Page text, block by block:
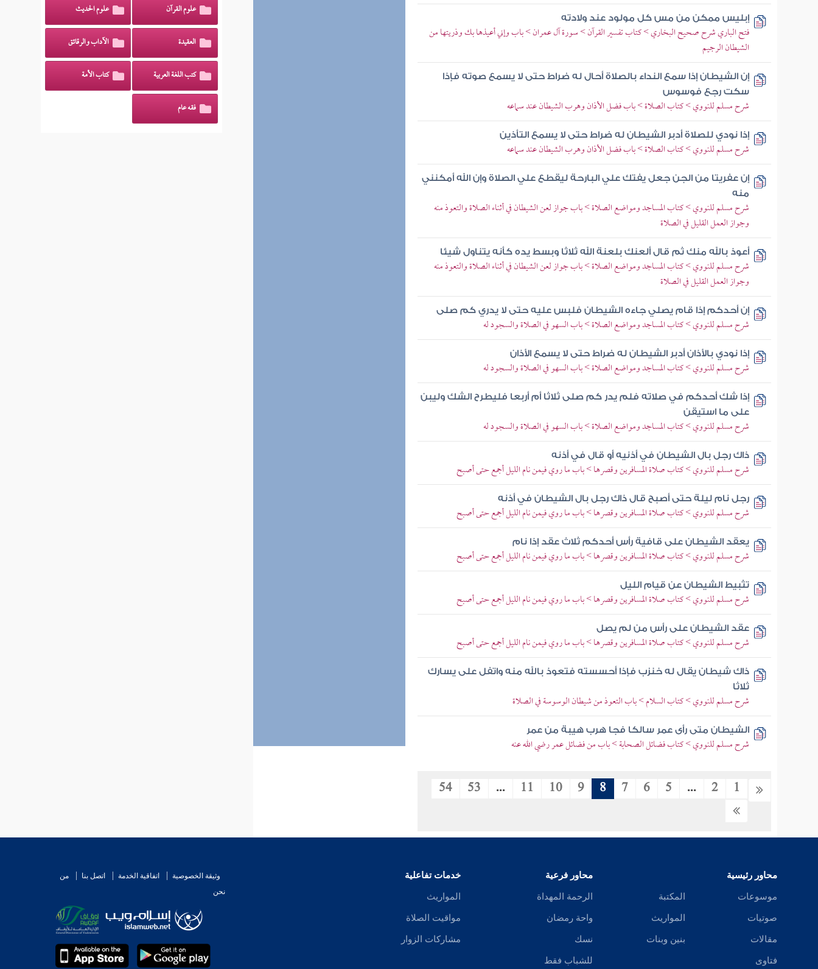
إبليس ممكن من مس كل مولود عند ولادته
فتح الباري شرح صحيح البخاري > كتاب تفسير القرآن > سورة آل عمران > باب وإني أعيذها بك وذريتها من
الشيطان الرجيم
إن الشيطان إذا سمع النداء بالصلاة أحال له ضراط حتى لا يسمع صوته فإذا
سكت رجع فوسوس
شرح مسلم للنووي > كتاب الصلاة > باب فضل الأذان وهرب الشيطان عند سماعه
إذا نودي للصلاة أدبر الشيطان له ضراط حتى لا يسمع التأذين
شرح مسلم للنووي > كتاب الصلاة > باب فضل الأذان وهرب الشيطان عند سماعه
إن عفريتا من الجن جعل يفتك علي البارحة ليقطع علي الصلاة وإن الله أمكنني
منه
شرح مسلم للنووي > كتاب المساجد ومواضع الصلاة > باب جواز لعن الشيطان في أثناء الصلاة والتعوذ منه
وجواز العمل القليل في الصلاة
أعوذ بالله منك ثم قال ألعنك بلعنة الله ثلاثا وبسط يده كأنه يتناول شيئا
شرح مسلم للنووي > كتاب المساجد ومواضع الصلاة > باب جواز لعن الشيطان في أثناء الصلاة والتعوذ منه
وجواز العمل القليل في الصلاة
إن أحدكم إذا قام يصلي جاءه الشيطان فلبس عليه حتى لا يدري كم صلى
شرح مسلم للنووي > كتاب المساجد ومواضع الصلاة > باب السهو في الصلاة والسجود له
إذا نودي بالأذان أدبر الشيطان له ضراط حتى لا يسمع الأذان
شرح مسلم للنووي > كتاب المساجد ومواضع الصلاة > باب السهو في الصلاة والسجود له
إذا شك أحدكم في صلاته فلم يدر كم صلى ثلاثا أم أربعا فليطرح الشك وليبن
على ما استيقن
شرح مسلم للنووي > كتاب المساجد ومواضع الصلاة > باب السهو في الصلاة والسجود له
ذاك رجل بال الشيطان في أذنيه أو قال في أذنه
شرح مسلم للنووي > كتاب صلاة المسافرين وقصرها > باب ما روي فيمن نام الليل أجمع حتى أصبح
رجل نام ليلة حتى أصبح قال ذاك رجل بال الشيطان في أذنه
شرح مسلم للنووي > كتاب صلاة المسافرين وقصرها > باب ما روي فيمن نام الليل أجمع حتى أصبح
يعقد الشيطان على قافية رأس أحدكم ثلاث عقد إذا نام
شرح مسلم للنووي > كتاب صلاة المسافرين وقصرها > باب ما روي فيمن نام الليل أجمع حتى أصبح
تثبيط الشيطان عن قيام الليل
شرح مسلم للنووي > كتاب صلاة المسافرين وقصرها > باب ما روي فيمن نام الليل أجمع حتى أصبح
عقد الشيطان على رأس من لم يصل
شرح مسلم للنووي > كتاب صلاة المسافرين وقصرها > باب ما روي فيمن نام الليل أجمع حتى أصبح
ذاك شيطان يقال له خنزب فإذا أحسسته فتعوذ بالله منه واتفل على يسارك
ثلاثا
شرح مسلم للنووي > كتاب السلام > باب التعوذ من شيطان الوسوسة في الصلاة
الشيطان متى رأى عمر سالكا فجا هرب هيبة من عمر
شرح مسلم للنووي > كتاب فضائل الصحابة > باب من فضائل عمر رضي الله عنه
1
2
...
5
6
7
8
9
10
11
...
53
54
علوم القرآن علوم الحديث
العقيدة الآداب والرقائق
كتب اللغة العربية كتاب الأمة
فقه عام
محاور رئيسية
موسوعات
صوتيات
مقالات
فتاوى
المكتبة
المواريث
بنين وبنات
محاور فرعية
الرحمة المهداة
واحة رمضان
نسك
للشباب فقط
خدمات تفاعلية
المواريث
مواقيت الصلاة
مشاركات الزوار
وثيقة الخصوصية اتفاقية الخدمة اتصل بنا
من
نحن